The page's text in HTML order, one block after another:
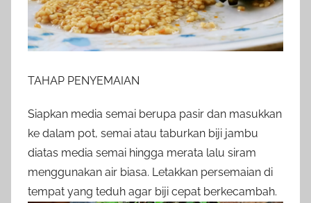
TAHAP PENYEMAIAN
Siapkan media semai berupa pasir dan masukkan
ke dalam pot, semai atau taburkan biji jambu
diatas media semai hingga merata lalu siram
menggunakan air biasa. Letakkan persemaian di
tempat yang teduh agar biji cepat berkecambah.